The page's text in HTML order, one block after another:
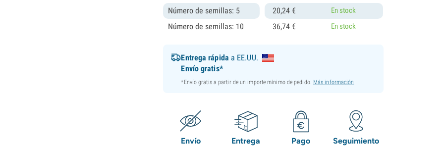
Número de semillas: 5 20,24 € En stock
Número de semillas: 10 36,74 € En stock
Entrega rápida a EE.UU.
Envío gratis*
*Envío gratis a partir de un importe mínimo de pedido. Más información
Envío
Entrega
Pago
Seguimiento